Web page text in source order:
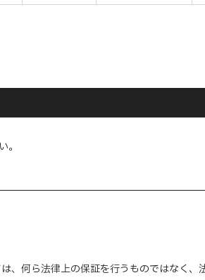
、何ら法律上の保証を行うものではなく、